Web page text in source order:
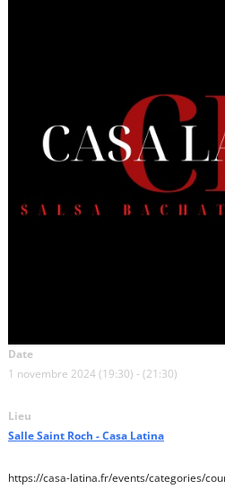
Date
1 novembre 2024 (19:30) - (21:30)
Lieu
Salle Saint Roch - Casa Latina
https://casa-latina.fr/events/categories/